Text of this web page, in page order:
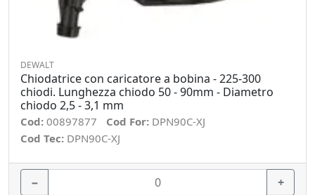
DEWALT
Chiodatrice con caricatore a bobina - 225-300
chiodi. Lunghezza chiodo 50 - 90mm - Diametro
chiodo 2,5 - 3,1 mm
Cod: 00897877 Cod For: DPN90C-XJ
Cod Tec: DPN90C-XJ
− +